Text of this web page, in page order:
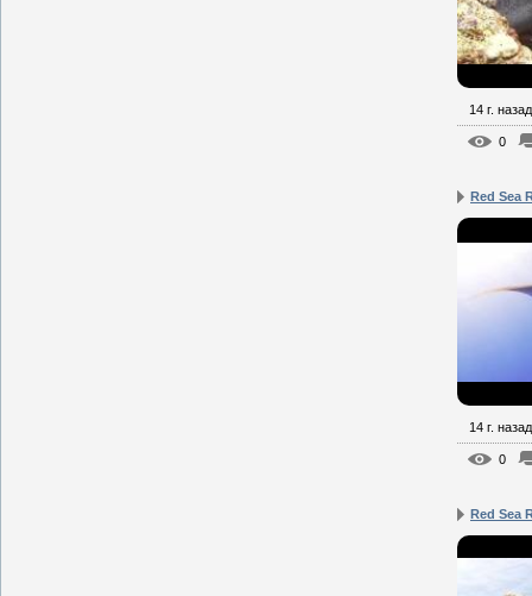
14 г. назад
0
Red Sea
14 г. назад
0
Red Sea